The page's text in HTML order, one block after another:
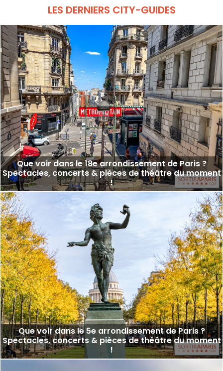
LES DERNIERS CITY-GUIDES
Que voir dans le 18e arrondissement de Paris ?
Spectacles, concerts & pièces de théâtre du moment
!
Que voir dans le 5e arrondissement de Paris ?
Spectacles, concerts & pièces de théâtre du moment
!